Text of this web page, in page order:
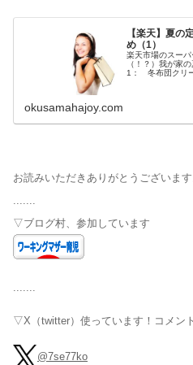
【楽天】夏の
め（1）
楽天市場のスー
（！？）我が家
1： 冬布団クリ
okusamahajoy.com
お読みいただきありがとうございます
▽ブログ村、参加しています
▽X（twitter）使っています！コメン
@7se77ko